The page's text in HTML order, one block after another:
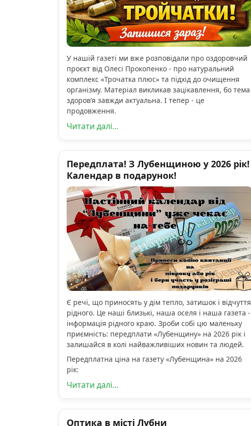
У нашій газеті ми вже розповідали про оздоровчий
проєкт від Олесі Прокопенко - про натуральний
комплекс «Трочатка плюс» та підхід до очищення
організму. Матеріал викликав зацікавлення, бо тема
здоров’я завжди актуальна. І тепер - це
продовження.
Читати далі...
Передплата! З Лубенщиною у 2026 рік!
Календар в подарунок!
Є речі, що приносять у дім тепло, затишок і відчуття
рідного. Це наші близькі, наша оселя і наша газета -
інформація рідного краю. Зроби собі цю маленьку
приємність: передплати «Лубенщину» на 2026 рік і
залишайся в колі найважливіших новин та людей.
Передплатна ціна на газету «Лубенщина» на 2026
рік:
Читати далі...
Оптика в місті Лубни